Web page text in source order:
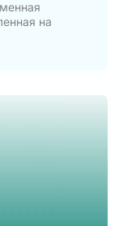
на